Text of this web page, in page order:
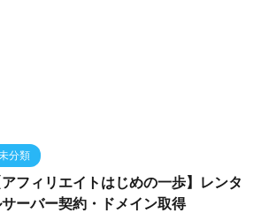
分類
アフィリエイトはじめの一歩】レンタ
ーバー契約・ドメイン取得